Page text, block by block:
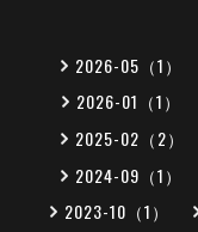
2026-05（1）
2026-01（1）
2025-02（2）
2024-09（1）
2023-10（1）